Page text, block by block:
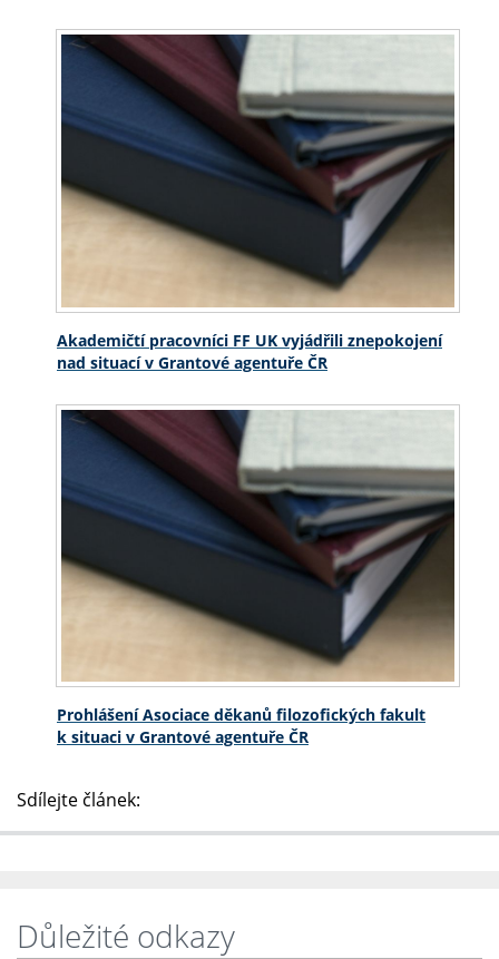
Akademičtí pracovníci FF UK vyjádřili znepokojení
nad situací v Grantové agentuře ČR
Prohlášení Asociace děkanů filozofických fakult
k situaci v Grantové agentuře ČR
Sdílejte článek:
Důležité odkazy